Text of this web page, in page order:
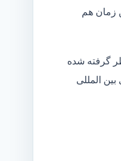
زمان هم
گرفته شده
بین المللی